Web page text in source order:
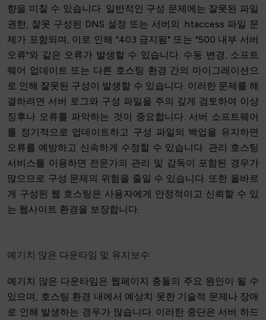
향을 미칠 수 있습니다. 일반적인 구성 문제에는 잘못된 파일
권한, 잘못 구성된 DNS 설정 또는 서버의 .htaccess 파일 문
제가 포함되며, 이로 인해 "403 금지됨" 또는 "500 내부 서버
오류"와 같은 오류가 발생할 수 있습니다. 수동 변경, 소프트
웨어 업데이트 또는 다른 호스팅 환경 간의 마이그레이션으
로 인해 잘못된 구성이 발생할 수 있습니다. 이러한 문제를 해
결하려면 서버 로그와 구성 파일을 주의 깊게 검토하여 이상
징후나 오류를 파악하는 것이 중요합니다. 서버 소프트웨어
를 정기적으로 업데이트하고 구성 파일의 백업을 유지하면
오류를 예방하고 신속하게 수정할 수 있습니다. 관리 호스팅
서비스를 이용하면 전문가의 관리 및 감독이 포함된 경우가
많으므로 구성 문제의 위험을 줄일 수 있습니다. 또한 올바르
게 구성된 웹 호스팅은 사용자에게 안정적이고 신뢰할 수 있
는 웹사이트 환경을 보장합니다.
예기치 않은 다운타임 및 유지보수
예기치 않은 다운타임은 웹페이지 충돌의 주요 원인이 될 수
있으며, 호스팅 환경 내에서 예상치 못한 기술적 문제나 장애
로 인해 발생하는 경우가 많습니다. 이러한 중단은 서버 하드